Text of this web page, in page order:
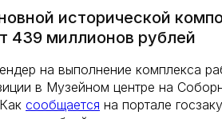
исторической
439 миллионов рублей
на выполнение комплекса
в Музейном центре на
сообщается на портале